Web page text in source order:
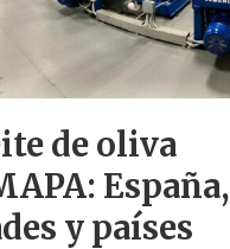
de oliva
España,
y países